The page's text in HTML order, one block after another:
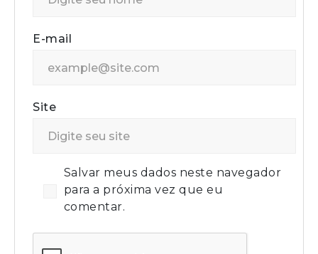
E-mail
Site
Salvar meus dados neste navegador
para a próxima vez que eu
comentar.